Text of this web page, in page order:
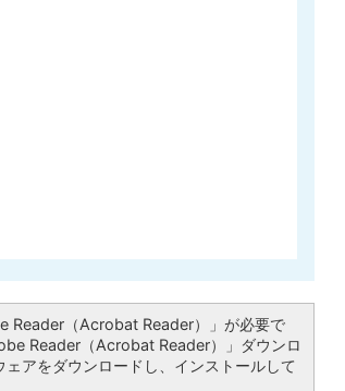
Reader（Acrobat Reader）」が必要で
Reader（Acrobat Reader）」ダウンロ
アをダウンロードし、インストールして